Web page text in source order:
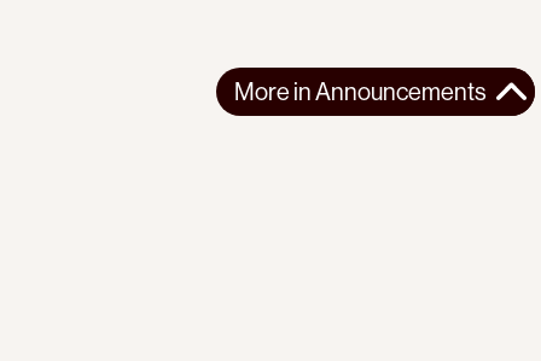
More inAnnouncements